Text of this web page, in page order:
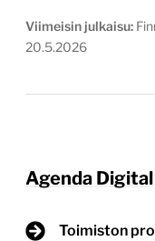
Viimeisin julkaisu:
20.5.2026
Agenda Digital
Toimiston